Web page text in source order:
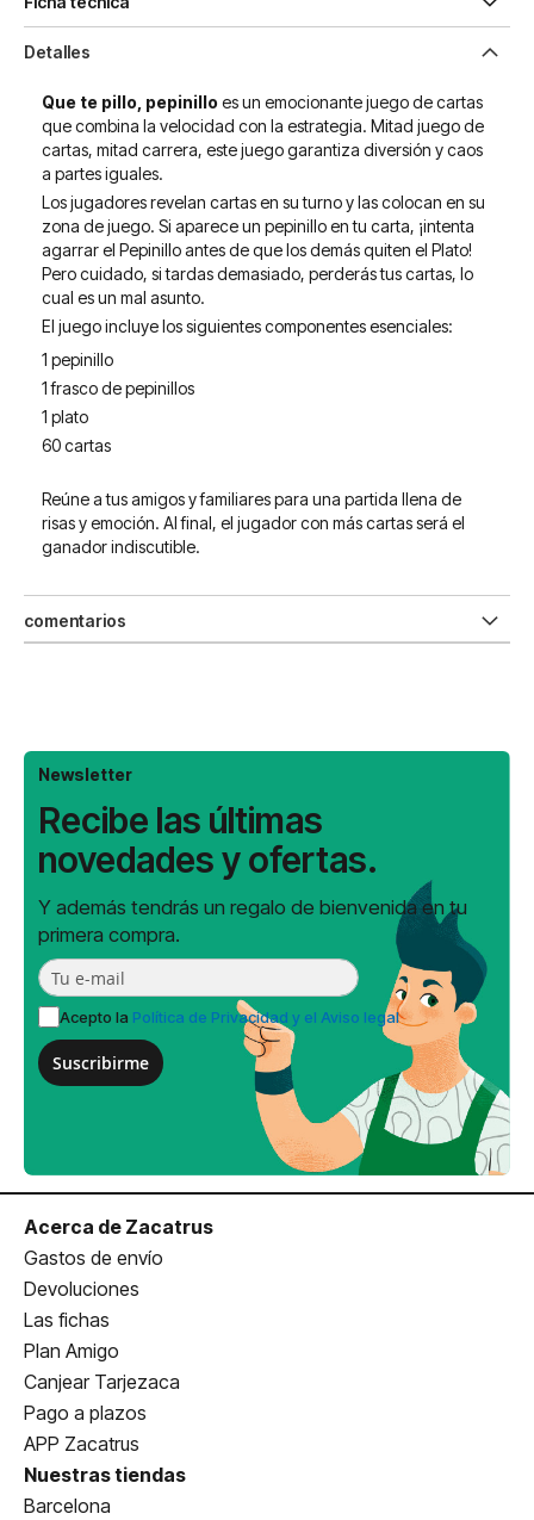
Detalles
Que te pillo, pepinillo es un emocionante juego de cartas
que combina la velocidad con la estrategia. Mitad juego de
cartas, mitad carrera, este juego garantiza diversión y caos
a partes iguales.
Los jugadores revelan cartas en su turno y las colocan en su
zona de juego. Si aparece un pepinillo en tu carta, ¡intenta
agarrar el Pepinillo antes de que los demás quiten el Plato!
Pero cuidado, si tardas demasiado, perderás tus cartas, lo
cual es un mal asunto.
El juego incluye los siguientes componentes esenciales:
1 pepinillo
1 frasco de pepinillos
1 plato
60 cartas
Reúne a tus amigos y familiares para una partida llena de
risas y emoción. Al final, el jugador con más cartas será el
ganador indiscutible.
comentarios
Newsletter
Recibe las últimas
novedades y ofertas.
Y además tendrás un regalo de bienvenida en tu
primera compra.
Acepto la Política de Privacidad y el Aviso legal
Suscribirme
Acerca de Zacatrus
Gastos de envío
Devoluciones
Las fichas
Plan Amigo
Canjear Tarjezaca
Pago a plazos
APP Zacatrus
Nuestras tiendas
Barcelona